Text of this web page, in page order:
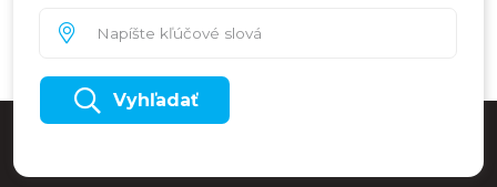
Vyhľadať